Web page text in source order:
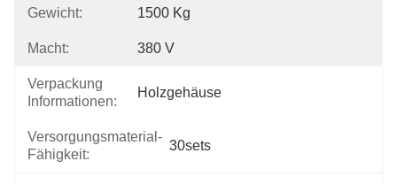
Gewicht: 1500 Kg
Macht: 380 V
Verpackung
Informationen:
Holzgehäuse
Versorgungsmaterial-
Fähigkeit:
30sets